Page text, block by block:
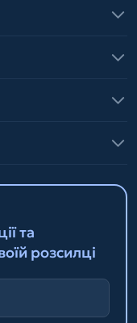
та
розсилці